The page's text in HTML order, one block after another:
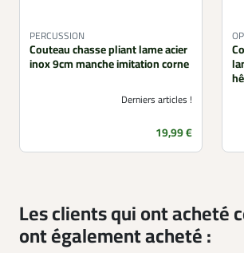
PERCUSSION
Couteau chasse pliant lame acier
inox 9cm manche imitation corne
Derniers articles !
Prix
19,99 €
Les clients qui ont acheté
ont également acheté :